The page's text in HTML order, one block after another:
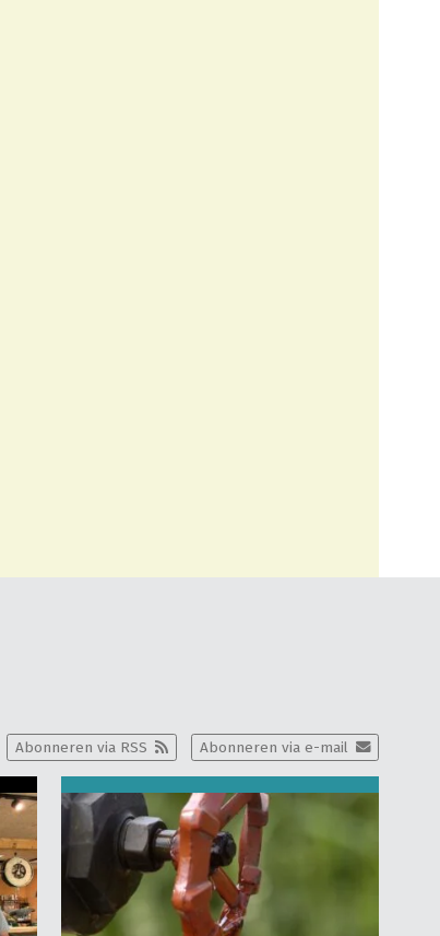
Abonneren via e-mail
Abonneren via RSS